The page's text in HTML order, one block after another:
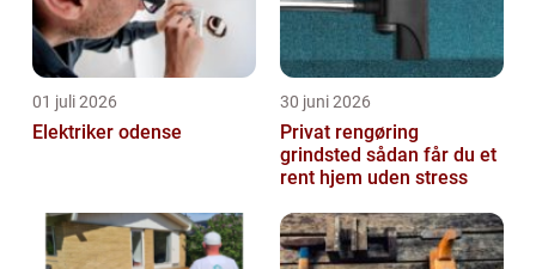
01 juli 2026
Elektriker odense
30 juni 2026
Privat rengøring
grindsted sådan får du et
rent hjem uden stress